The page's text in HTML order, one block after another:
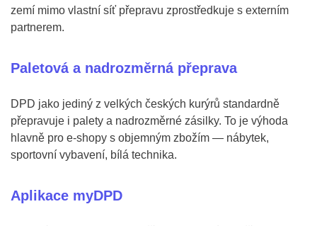
zemí mimo vlastní síť přepravu zprostředkuje s externím
partnerem.
Paletová a nadrozměrná přeprava
DPD jako jediný z velkých českých kurýrů standardně
přepravuje i palety a nadrozměrné zásilky. To je výhoda
hlavně pro e-shopy s objemným zbožím — nábytek,
sportovní vybavení, bílá technika.
Aplikace myDPD